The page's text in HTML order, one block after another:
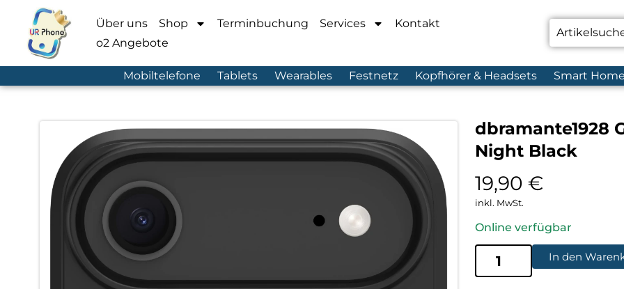
Über uns Shop Terminbuchung Services
Kontakt
o2 Angebote
Mobiltelefone Tablets Wearables Festnetz Kopfhörer & Headsets Smart
dbramante1928
Night Black
19,90 €
inkl. MwSt.
Online verfügbar
In den